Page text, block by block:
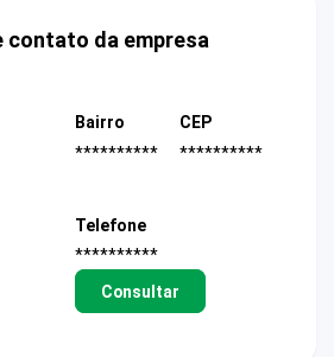
contato da empresa
Bairro
**********
CEP
**********
Telefone
**********
Consultar